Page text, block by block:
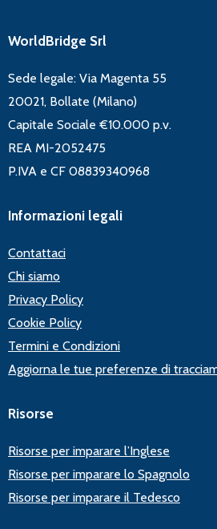
WorldBridge Srl
Sede legale: Via Magenta 55
20021, Bollate (Milano)
Capitale Sociale €10.000 p.v.
REA MI-2052475
P.IVA e CF 08839340968
Informazioni legali
Contattaci
Chi siamo
Privacy Policy
Cookie Policy
Termini e Condizioni
Aggiorna le tue preferenze di
Risorse
Risorse per imparare l’Inglese
Risorse per imparare lo Spagnolo
Risorse per imparare il Tedesco